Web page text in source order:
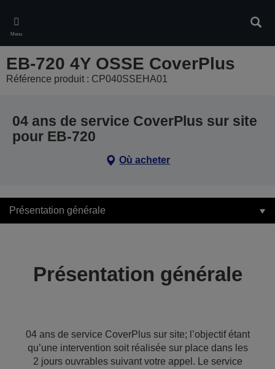
main
content
Menu
EB-720 4Y OSSE CoverPlus
Référence produit : CP040SSEHA01
04 ans de service CoverPlus sur site
pour EB-720
Où acheter
Présentation générale
Présentation générale
04 ans de service CoverPlus sur site; l’objectif étant
qu’une intervention soit réalisée sur place dans les
2 jours ouvrables suivant votre appel. Le service